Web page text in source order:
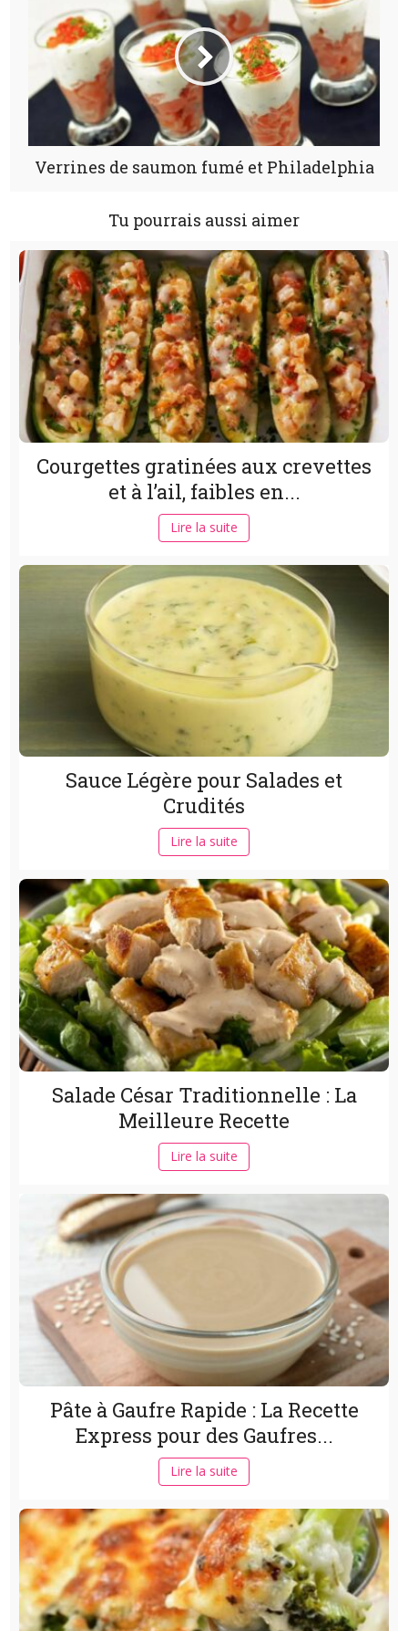
Verrines de saumon fumé et Philadelphia
Tu pourrais aussi aimer
Courgettes gratinées aux crevettes
et à l’ail, faibles en...
Lire la suite
Sauce Légère pour Salades et
Crudités
Lire la suite
Salade César Traditionnelle : La
Meilleure Recette
Lire la suite
Pâte à Gaufre Rapide : La Recette
Express pour des Gaufres...
Lire la suite